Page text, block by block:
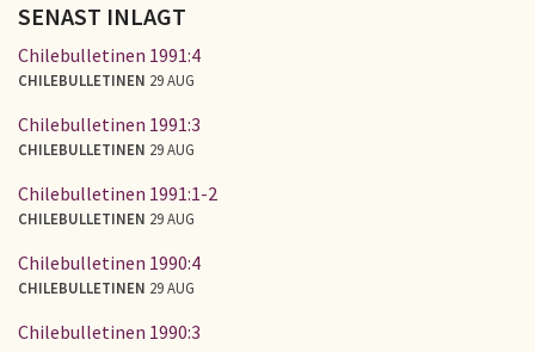
SENAST INLAGT
Chilebulletinen 1991:4
CHILEBULLETINEN 29 AUG
Chilebulletinen 1991:3
CHILEBULLETINEN 29 AUG
Chilebulletinen 1991:1-2
CHILEBULLETINEN 29 AUG
Chilebulletinen 1990:4
CHILEBULLETINEN 29 AUG
Chilebulletinen 1990:3